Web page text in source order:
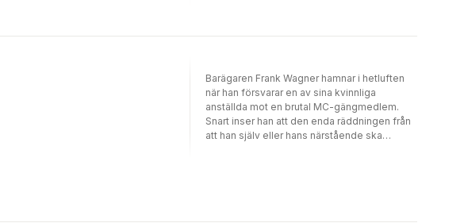
Barägaren Frank Wagner hamnar i hetluften
när han försvarar en av sina kvinnliga
anställda mot en brutal MC-gängmedlem.
Snart inser han att den enda räddningen från
att han själv eller hans närstående ska